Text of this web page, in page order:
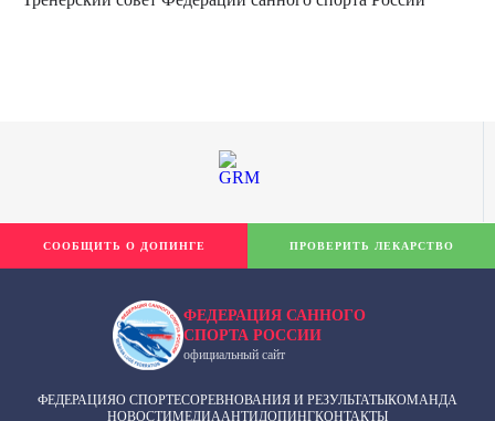
ФЕДЕРАЦИЯ САННОГО
СПОРТА РОССИИ
официальный сайт
ФЕДЕРАЦИЯО СПОРТЕСОРЕВНОВАНИЯ И РЕЗУЛЬТАТЫКОМАНДА
НОВОСТИМЕДИААНТИДОПИНГКОНТАКТЫ
СООБЩИТЬ О ДОПИНГЕ ПРОВЕРИТЬ ЛЕКАРСТВО